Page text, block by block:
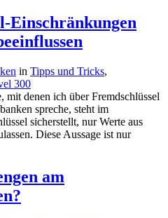
Einschränkungen
in Tipps und Tricks,
300
denen ich über Fremdschlüssel
spreche, steht im
sicherstellt, nur Werte aus
Diese Aussage ist nur
am